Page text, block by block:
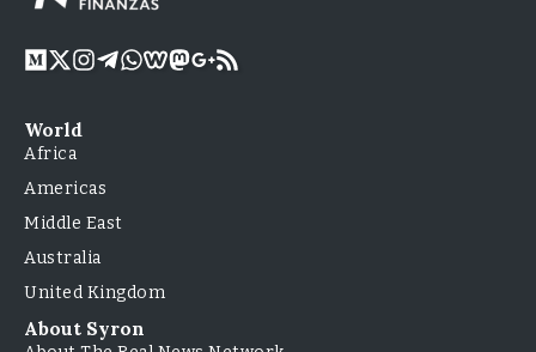
World
Africa
Americas
Middle East
Australia
United Kingdom
About Syron